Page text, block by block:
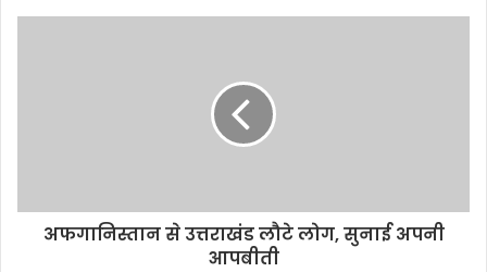
अफगानिस्तान से उत्तराखंड लौटे लोग, सुनाई अपनी
आपबीती